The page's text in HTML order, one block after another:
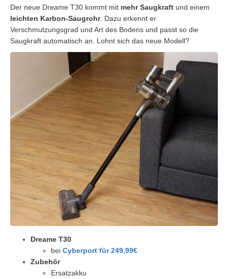
Der neue Dreame T30 kommt mit mehr Saugkraft und einem
leichten Karbon-Saugrohr. Dazu erkennt er
Verschmutzungsgrad und Art des Bodens und passt so die
Saugkraft automatisch an. Lohnt sich das neue Modell?
Dreame T30
bei Cyberport für 249,99€
Zubehör
Ersatzakku